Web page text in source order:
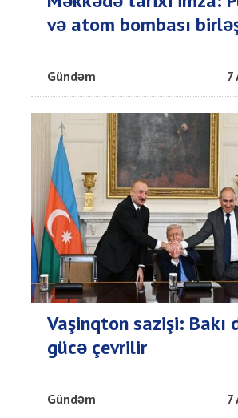
və atom bombası
Gündəm 7
Vaşinqton sazişi: Bakı
gücə çevrilir
Gündəm 7